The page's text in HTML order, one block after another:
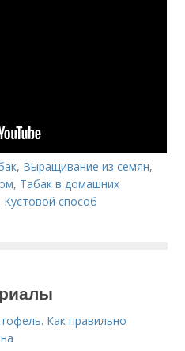
, Выращивание из семян,
, Табак в домашних
Кустовой способ
Как правильно